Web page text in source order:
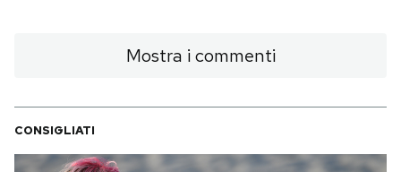
Mostra i commenti
CONSIGLIATI